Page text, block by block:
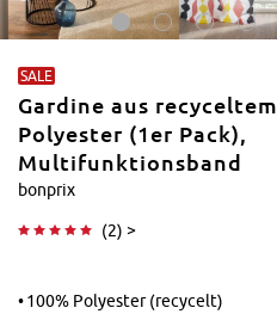
SALE
Gardine aus recyceltem
Polyester (1er Pack),
Multifunktionsband
bonprix
(2) >
100% Polyester (recycelt)